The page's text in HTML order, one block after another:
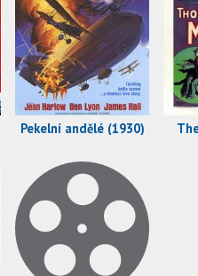
Pekelní andělé (1930)